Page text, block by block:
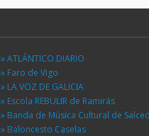
» ATLÁNTICO DIARIO
» Faro de Vigo
» LA VOZ DE GALICIA
» Escola REBULIR de Ramirás
» Banda de Música Cultural de
» Baloncesto Caselas